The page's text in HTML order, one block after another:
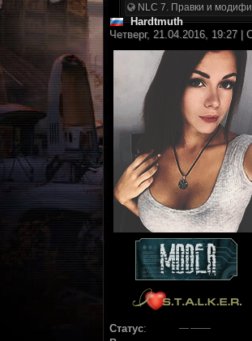
NLC 7. Правки и
Hardtmuth
Четверг, 21.04.2016, 19:27 |
Статус: